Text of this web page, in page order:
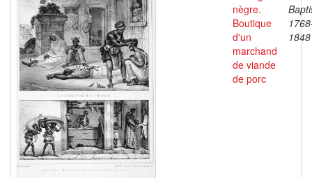
nègre.
Boutique
d'un
marchand
de viande
de porc
1848